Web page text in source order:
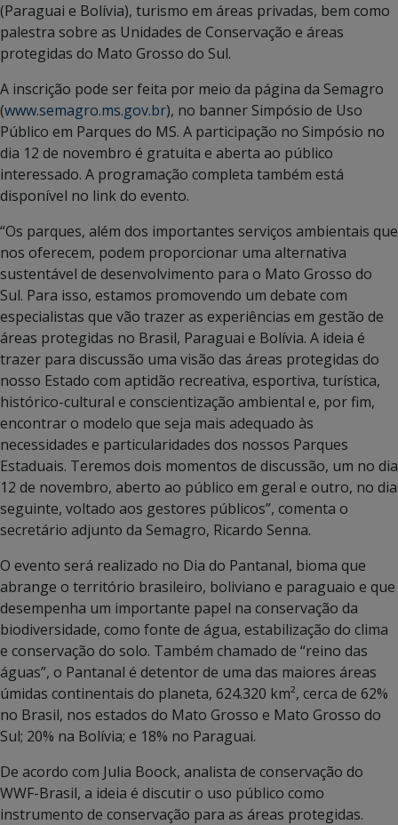
(Paraguai e Bolívia), turismo em áreas privadas, bem como
palestra sobre as Unidades de Conservação e áreas
protegidas do Mato Grosso do Sul.
A inscrição pode ser feita por meio da página da Semagro
(www.semagro.ms.gov.br), no banner Simpósio de Uso
Público em Parques do MS. A participação no Simpósio no
dia 12 de novembro é gratuita e aberta ao público
interessado. A programação completa também está
disponível no link do evento.
“Os parques, além dos importantes serviços ambientais que
nos oferecem, podem proporcionar uma alternativa
sustentável de desenvolvimento para o Mato Grosso do
Sul. Para isso, estamos promovendo um debate com
especialistas que vão trazer as experiências em gestão de
áreas protegidas no Brasil, Paraguai e Bolívia. A ideia é
trazer para discussão uma visão das áreas protegidas do
nosso Estado com aptidão recreativa, esportiva, turística,
histórico-cultural e conscientização ambiental e, por fim,
encontrar o modelo que seja mais adequado às
necessidades e particularidades dos nossos Parques
Estaduais. Teremos dois momentos de discussão, um no dia
12 de novembro, aberto ao público em geral e outro, no dia
seguinte, voltado aos gestores públicos”, comenta o
secretário adjunto da Semagro, Ricardo Senna.
O evento será realizado no Dia do Pantanal, bioma que
abrange o território brasileiro, boliviano e paraguaio e que
desempenha um importante papel na conservação da
biodiversidade, como fonte de água, estabilização do clima
e conservação do solo. Também chamado de “reino das
águas”, o Pantanal é detentor de uma das maiores áreas
úmidas continentais do planeta, 624.320 km², cerca de 62%
no Brasil, nos estados do Mato Grosso e Mato Grosso do
Sul; 20% na Bolívia; e 18% no Paraguai.
De acordo com Julia Boock, analista de conservação do
WWF-Brasil, a ideia é discutir o uso público como
instrumento de conservação para as áreas protegidas.